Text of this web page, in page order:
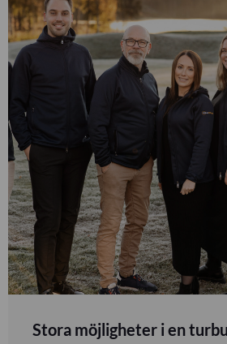
Stora möjligheter i en